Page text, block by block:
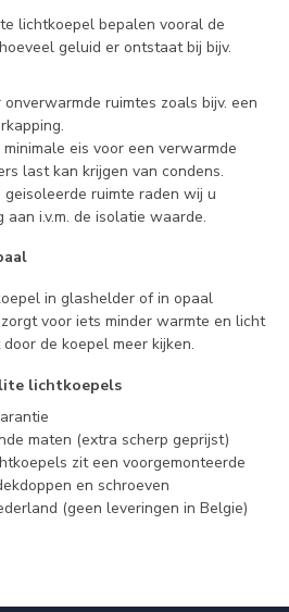
lichtkoepel bepalen vooral de
geluid er ontstaat bij bijv.
ruimtes zoals bijv. een
eis voor een verwarmde
last kan krijgen van condens.
ruimte raden wij u
i.v.m. de isolatie waarde.
in glashelder of in opaal
voor iets minder warmte en licht
de koepel meer kijken.
lichtkoepels
maten (extra scherp geprijst)
zit een voorgemonteerde
en schroeven
(geen leveringen in Belgie)